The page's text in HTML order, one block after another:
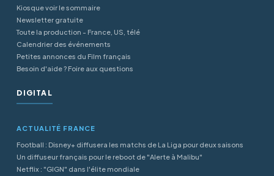
Kiosque voir le sommaire
Newsletter gratuite
Toute la production - France, US, télé
Calendrier des événements
Petites annonces du Film français
Besoin d'aide ? Foire aux questions
DIGITAL
ACTUALITÉ FRANCE
Football : Disney+ diffusera les matchs de La Liga pour deux saisons
Un diffuseur français pour le reboot de "Alerte à Malibu"
Netflix : "GIGN" dans l'élite mondiale